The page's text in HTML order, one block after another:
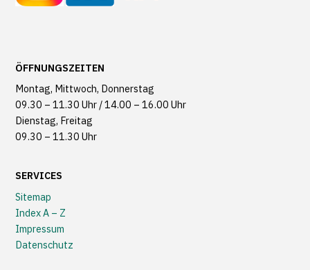
ÖFFNUNGSZEITEN
Montag, Mittwoch, Donnerstag
09.30 – 11.30 Uhr / 14.00 – 16.00 Uhr
Dienstag, Freitag
09.30 – 11.30 Uhr
SERVICES
Sitemap
Index A – Z
Impressum
Datenschutz